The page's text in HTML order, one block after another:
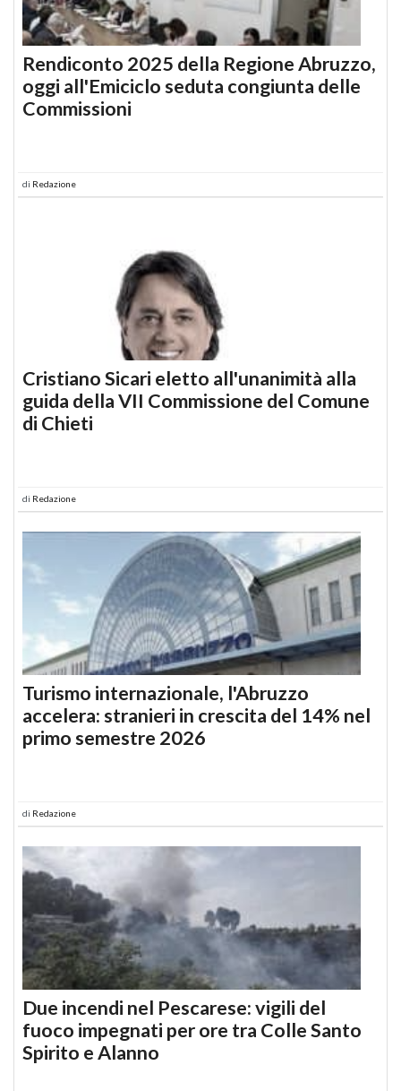
Rendiconto 2025 della Regione Abruzzo,
oggi all'Emiciclo seduta congiunta delle
Commissioni
di Redazione
Cristiano Sicari eletto all'unanimità alla
guida della VII Commissione del Comune
di Chieti
di Redazione
Turismo internazionale, l'Abruzzo
accelera: stranieri in crescita del 14% nel
primo semestre 2026
di Redazione
Due incendi nel Pescarese: vigili del
fuoco impegnati per ore tra Colle Santo
Spirito e Alanno